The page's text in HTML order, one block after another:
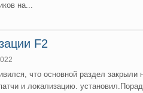
на...
F2
что основной раздел
и локализацию.